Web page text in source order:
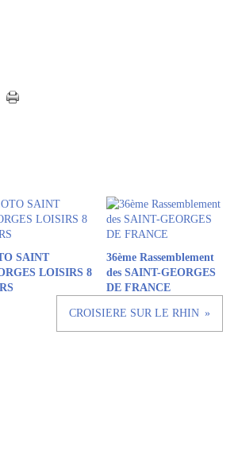
SAINT
LOISIRS 8
36ème Rassemblement
des SAINT-GEORGES
DE FRANCE
CROISIERE SUR LE RHIN